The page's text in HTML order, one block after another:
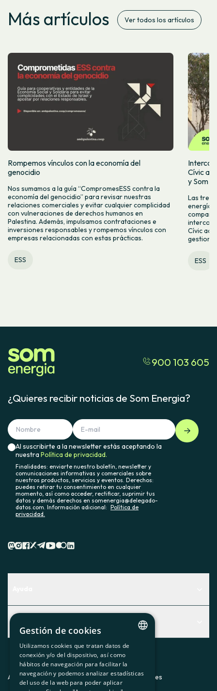
Más artículos Ver todos los artículos
Rompemos vínculos con la economía del
genocidio
Nos sumamos a la guía “CompromesESS contra la
economía del genocidio” para revisar nuestras
relaciones comerciales y evitar cualquier complicidad
con vulneraciones de derechos humanos en
Palestina. Además, impulsamos contrataciones e
inversiones responsables y rompemos vínculos con
empresas relacionadas con estas prácticas.
ESS
Cívic
y Som
Las tres
energía,
Cívic
ESS
900 103 605
¿Quieres recibir noticias de Som Energia?
Al suscribirte a la newsletter estás aceptando la
nuestraPolítica de privacidad.
Finalidades: enviarte nuestro boletín, newsletter y
comunicaciones informativas y comerciales sobre
nuestros productos, servicios y eventos. Derechos:
puedes retirar tu consentimiento en cualquier
momento, así como acceder, rectificar, suprimir tus
datos y demás derechos en somenergia@delegado-
datos.com. Información adicional: Política de
privacidad.
Descubre qué servicio te encaja mejor
Contacto
Actualidad
El rincón de la socia
Prensa
Aviso legalPolítica de privacidadPolítica de cookies
CATALAN
SPANISH
GL
Gestión de cookies
Utilizamos cookies que tratan datos de
conexión y/o del dispositivo, así como
hábitos de navegación para facilitar la
navegación y podemos analizar estadísticas
del uso de la web para poder aplicar